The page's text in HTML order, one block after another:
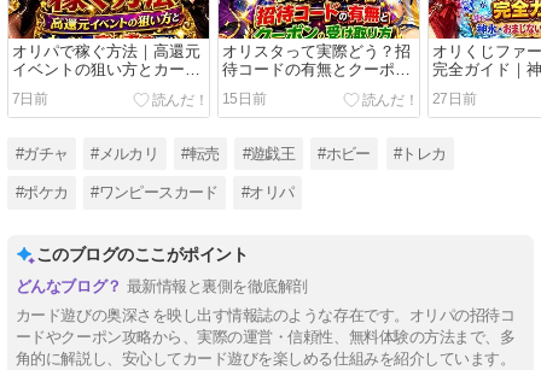
オリパで稼ぐ方法｜高還元
イベントの狙い方とカード
の高く売るコツ
7日前
オリスタって実際どう？招
待コードの有無とクーポン
の受け取り方
15日前
オリくじファ
完全ガイド｜
ないの効率的
27日前
#ガチャ #メルカリ #転売 #遊戯王 #ホビー #トレカ
#ポケカ #ワンピースカード #オリパ
このブログのここがポイント
最新情報と裏側を徹底解剖
カード遊びの奥深さを映し出す情報誌のような存在です。オリパの招待コ
ードやクーポン攻略から、実際の運営・信頼性、無料体験の方法まで、多
角的に解説し、安心してカード遊びを楽しめる仕組みを紹介しています。